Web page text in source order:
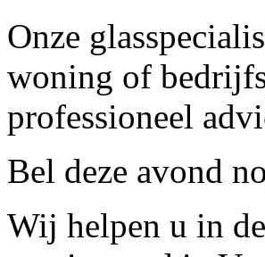
Onze
woning of
professioneel
Bel deze avond
Wij helpen u in